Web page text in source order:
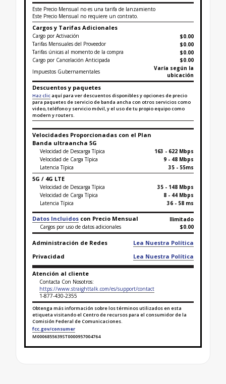
Este Precio Mensual no es una tarifa de lanzamiento
Este Precio Mensual no requiere un contrato.
Cargos y Tarifas Adicionales
Cargo por Activación
$0.00
Tarifas Mensuales del Proveedor
$0.00
Tarifas únicas al momento de la compra
$0.00
Cargo por Cancelación Anticipada
$0.00
Impuestos Gubernamentales
Varía según la
ubicación
Descuentos y paquetes
Haz clic aquí para ver descuentos disponibles y opciones de precio
para paquetes de servicio de banda ancha con otros servicios como
video, teléfono y servicio móvil, y el uso de tu propio equipo como
modern y routers.
Velocidades Proporcionadas con el Plan
Banda ultraancha 5G
Velocidad de Descarga Típica
163 - 622 Mbps
Velocidad de Carga Típica
9 - 48 Mbps
Latencia Típica
35 - 55ms
5G / 4G LTE
Velocidad de Descarga Típica
35 - 148 Mbps
Velocidad de Carga Típica
8 - 44 Mbps
Latencia Típica
36 - 58 ms
Datos Incluidos con Precio Mensual
Ilimitado
Cargos por uso de datos adicionales
$0.00
Administración de Redes
Lea Nuestra Política
Privacidad
Lea Nuestra Política
Atención al cliente
Contacta Con Nosotros:
https://www.straighttalk.com/es/support/contact
1-877-430-2355
Obtenga más información sobre los términos utilizados en esta
etiqueta visitando el Centro de recursos para el consumidor de la
Comisión Federal de Comunicaciones.
fcc.gov/consumer
M0006855639ST0000957004764
Finaliza la etiqueta de datos sobre banda ancha